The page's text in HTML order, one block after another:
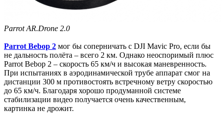
Parrot AR.Drone 2.0
Parrot Bebop 2 мог бы соперничать с DJI Mavic Pro, если бы
не дальность полёта – всего 2 км. Однако неоспоримый плюс
Parrot Bebop 2 – скорость 65 км/ч и высокая маневренность.
При испытаниях в аэродинамической трубе аппарат смог на
дистанции 300 м противостоять встречному ветру скоростью
до 65 км/ч. Благодаря хорошо продуманной системе
стабилизации видео получается очень качественным,
картинка не дрожит.